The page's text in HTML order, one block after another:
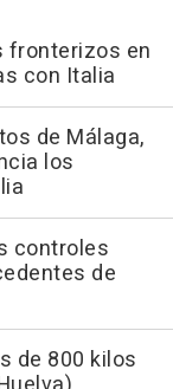
fronterizos en
con Italia
de Málaga,
los
controles
de
de 800 kilos